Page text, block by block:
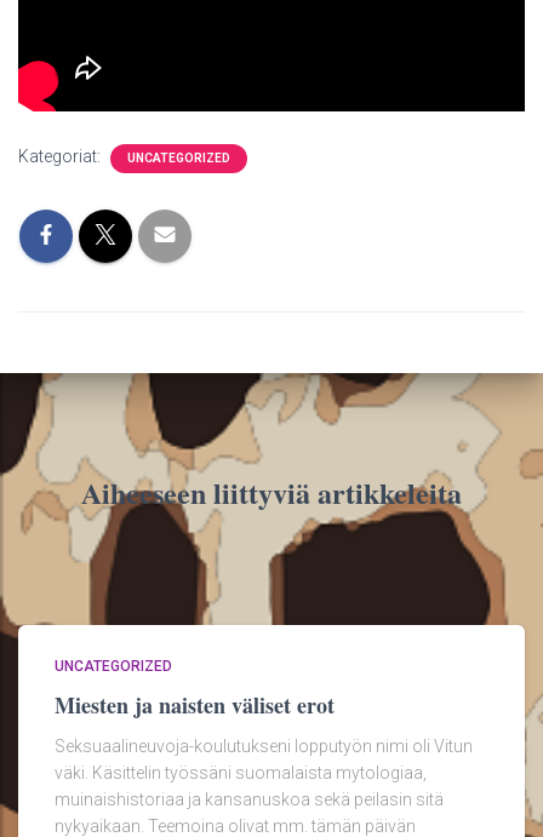
Kategoriat: UNCATEGORIZED
Aiheeseen liittyviä artikkeleita
UNCATEGORIZED
Miesten ja naisten väliset erot
Seksuaalineuvoja-koulutukseni lopputyön nimi oli Vitun
väki. Käsittelin työssäni suomalaista mytologiaa,
muinaishistoriaa ja kansanuskoa sekä peilasin sitä
nykyaikaan. Teemoina olivat mm. tämän päivän